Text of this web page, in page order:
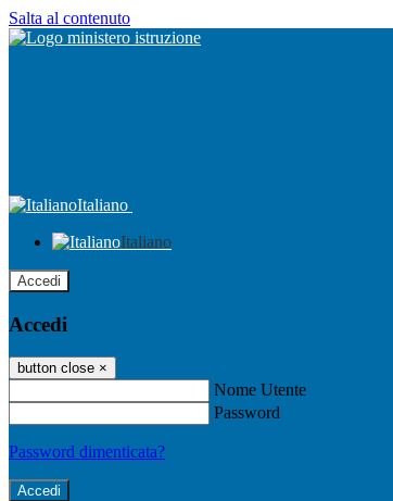
Salta al contenuto
Italiano
Italiano
Accedi
Accedi
button close ×
Nome Utente
Password
Password dimenticata?